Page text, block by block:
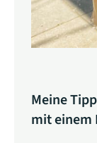
Meine
mit einem